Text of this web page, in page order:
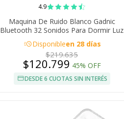
4.9
Maquina De Ruido Blanco Gadnic
Bluetooth 32 Sonidos Para Dormir Luz
LED 8 Colores
acuteDisponibleen 28 días
$219.635
$120.799 45% OFF
DESDE 6 CUOTAS SIN INTERÉS